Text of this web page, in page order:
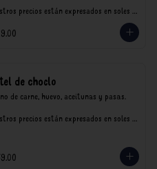
precios están expresados en soles e
de choclo
de carne, huevo, aceitunas y pasas.
precios están expresados en soles e